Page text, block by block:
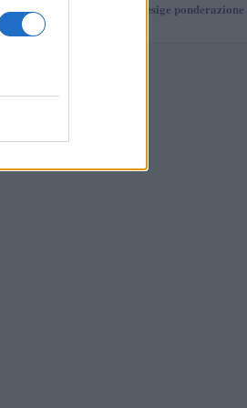
investimento che esige ponderazione